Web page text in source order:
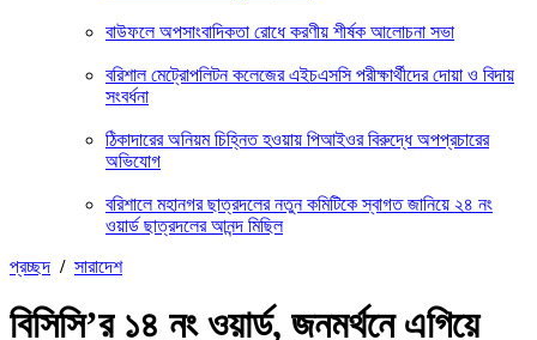
বাউফলে অপসাংবাদিকতা রোধে করণীয় শীর্ষক আলোচনা সভা
বরিশাল মেট্রোপলিটন কলেজের এইচএসসি পরীক্ষার্থীদের দোয়া ও বিদায়
সংবর্ধনা
ঠিকাদারের অনিয়ম চিহ্নিত হওয়ায় পিআইওর বিরুদ্ধে অপপ্রচারের
অভিযোগ
বরিশালে মহানগর ছাত্রদলের নতুন কমিটিকে স্বাগত জানিয়ে ২৪ নং
ওয়ার্ড ছাত্রদলের আনন্দ মিছিল
প্রচ্ছদ / সারাদেশ
বিসিসি’র ১৪ নং ওয়ার্ড, জনমর্থনে এগিয়ে